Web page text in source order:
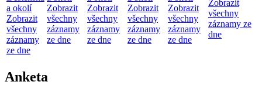
a okolí
Zobrazit
všechny
záznamy
ze dne
Zobrazit
všechny
záznamy
ze dne
Zobrazit
všechny
záznamy
ze dne
Zobrazit
všechny
záznamy
ze dne
Zobrazit
všechny
záznamy
ze dne
Zobrazit
všechny
záznamy ze
dne
Anketa